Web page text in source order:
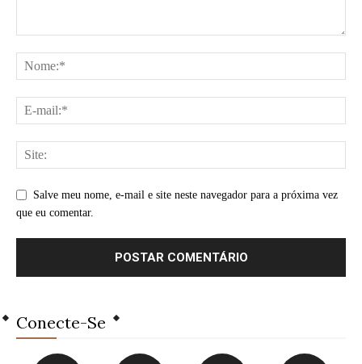
Salve meu nome, e-mail e site neste navegador para a próxima vez
que eu comentar.
Conecte-Se